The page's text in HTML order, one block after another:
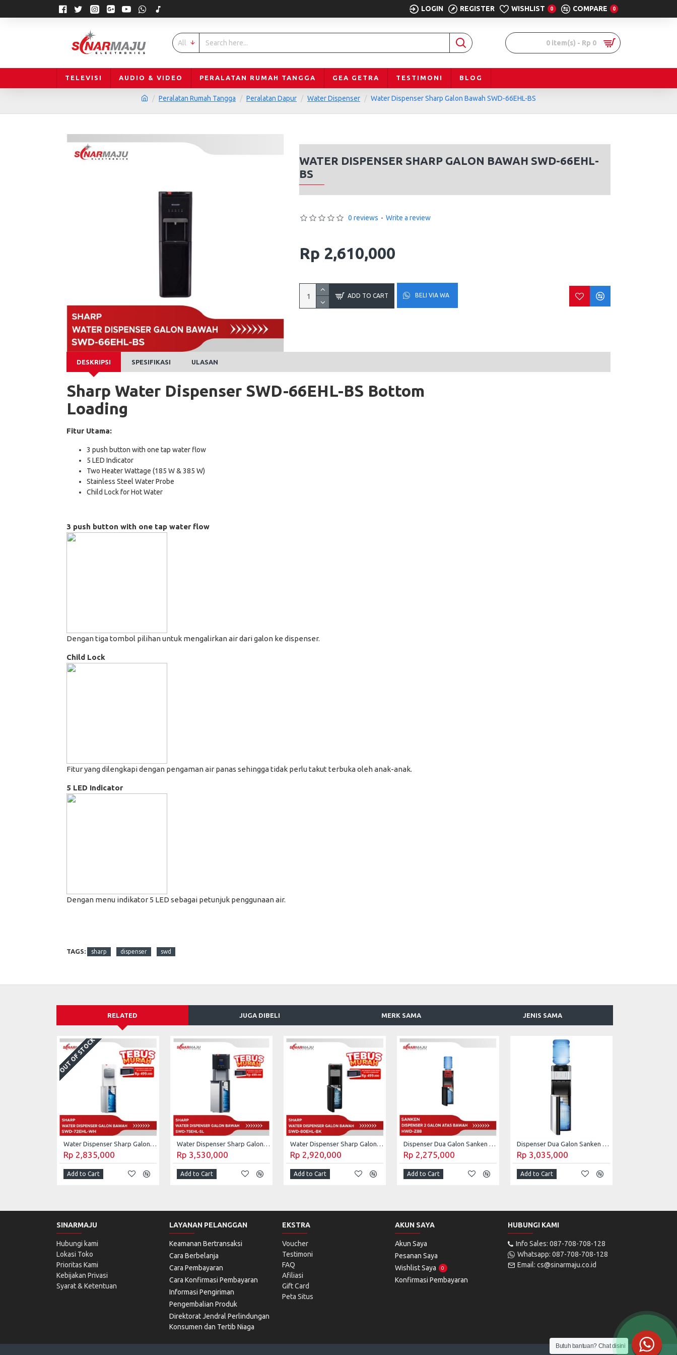
LOGIN REGISTER WISHLIST 0 COMPARE 0
All 0 item(s) - Rp 0
TELEVISI AUDIO & VIDEO PERALATAN RUMAH TANGGA GEA GETRA TESTIMONI BLOG
Peralatan Rumah Tangga Peralatan Dapur Water Dispenser Water Dispenser Sharp Galon Bawah SWD-66EHL-BS
WATER DISPENSER SHARP GALON BAWAH SWD-66EHL-
BS
0 reviews - Write a review
Rp 2,610,000
ADD TO CART BELI VIA WA
DESKRIPSI SPESIFIKASI ULASAN
Sharp Water Dispenser SWD-66EHL-BS Bottom
Loading
Fitur Utama:
3 push button with one tap water flow
5 LED Indicator
Two Heater Wattage (185 W & 385 W)
Stainless Steel Water Probe
Child Lock for Hot Water
3 push button with one tap water flow
Dengan tiga tombol pilihan untuk mengalirkan air dari galon ke dispenser.
Child Lock
Fitur yang dilengkapi dengan pengaman air panas sehingga tidak perlu takut terbuka oleh anak-anak.
5 LED Indicator
Dengan menu indikator 5 LED sebagai petunjuk penggunaan air.
TAGS: sharp dispenser swd
RELATED JUGA DIBELI MERK SAMA JENIS SAMA
OUT OF STOCK
Water Dispenser Sharp Galon Bawah SWD-72EHL-WH
Rp 2,835,000
Add to Cart
Water Dispenser Sharp Galon Bawah SWD-75EHL-SL
Rp 3,530,000
Add to Cart
Water Dispenser Sharp Galon Bawah SWD-80EHL-BK
Rp 2,920,000
Add to Cart
Dispenser Dua Galon Sanken Atas dan Bawah HWD-Z88
Rp 2,275,000
Add to Cart
Dispenser Dua Galon Sanken Atas dan Bawah HWD-Z96
Rp 3,035,000
Add to Cart
SINARMAJU
Hubungi kami
Lokasi Toko
Prioritas Kami
Kebijakan Privasi
Syarat & Ketentuan
LAYANAN PELANGGAN
Keamanan Bertransaksi
Cara Berbelanja
Cara Pembayaran
Cara Konfirmasi Pembayaran
Informasi Pengiriman
Pengembalian Produk
Direktorat Jendral Perlindungan
Konsumen dan Tertib Niaga
EKSTRA
Voucher
Testimoni
FAQ
Afiliasi
Gift Card
Peta Situs
AKUN SAYA
Akun Saya
Pesanan Saya
Wishlist Saya
0
Konfirmasi Pembayaran
HUBUNGI KAMI
Info Sales: 087-708-708-128
Whatsapp: 087-708-708-128
Email: cs@sinarmaju.co.id
Butuh bantuan? Chat disini